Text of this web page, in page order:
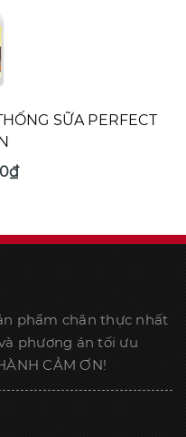
SỮA PERFECT
phẩm chân thực nhất
phương án tối ưu
CẢM ƠN!